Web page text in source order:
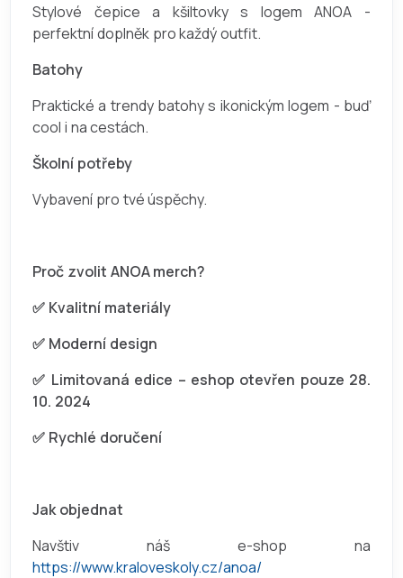
Stylové čepice a kšiltovky s logem ANOA -
perfektní doplněk pro každý outfit.
Batohy
Praktické a trendy batohy s ikonickým logem - buď
cool i na cestách.
Školní potřeby
Vybavení pro tvé úspěchy.
Proč zvolit ANOA merch?
✅ Kvalitní materiály
✅ Moderní design
✅ Limitovaná edice – eshop otevřen pouze 28.
10. 2024
✅ Rychlé doručení
Jak objednat
Navštiv náš e-shop na
https://www.kraloveskoly.cz/anoa/